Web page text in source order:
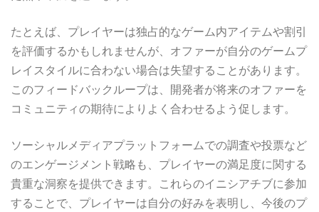
たとえば、プレイヤーは独占的なゲーム内アイテムや割引
を評価するかもしれませんが、オファーが自分のゲームプ
レイスタイルに合わない場合は失望することがあります。
このフィードバックループは、開発者が将来のオファーを
コミュニティの期待によりよく合わせるよう促します。
ソーシャルメディアプラットフォームでの調査や投票など
のエンゲージメント戦略も、プレイヤーの満足度に関する
貴重な洞察を提供できます。これらのイニシアチブに参加
することで、プレイヤーは自分の好みを表明し、今後のプ